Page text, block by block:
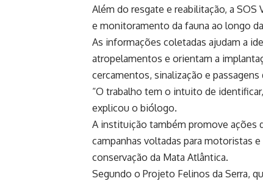
Além do resgate e reabilitação, a
e monitoramento da fauna ao longo da
As informações coletadas ajudam a
atropelamentos e orientam a
cercamentos, sinalização e passagens
“O trabalho tem o intuito de
explicou o biólogo.
A instituição também promove ações
campanhas voltadas para motoristas
conservação da Mata Atlântica.
Segundo o Projeto Felinos da Serra,